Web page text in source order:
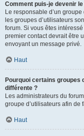
Comment puis-je devenir
Le responsable d’un
les groupes d’utilisateurs
forum. Si vous êtes
premier contact devrait être
envoyant un message privé.
Haut
Pourquoi certains groupes
différente ?
Les administrateurs du
groupe d’utilisateurs afin de
Haut